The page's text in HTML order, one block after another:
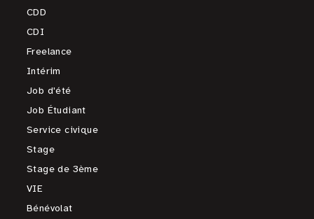
CDD
CDI
Freelance
Intérim
Job d'été
Job Étudiant
Service civique
Stage
Stage de 3ème
VIE
Bénévolat